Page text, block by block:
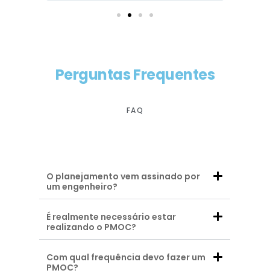
Perguntas Frequentes
FAQ
O planejamento vem assinado por
um engenheiro?
É realmente necessário estar
realizando o PMOC?
Com qual frequência devo fazer um
PMOC?